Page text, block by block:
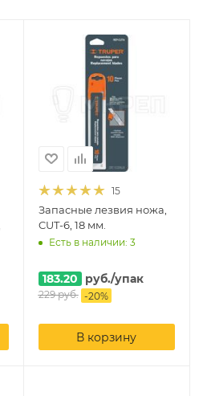
15
Запасные лезвия ножа,
CUT-6, 18 мм.
Есть в наличии: 3
183.20 руб./упак
229руб. -20%
В корзину